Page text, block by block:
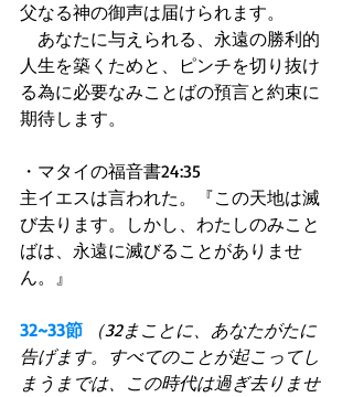
父なる神の御声は届けられます。
あなたに与えられる、永遠の勝利的
人生を築くためと、ピンチを切り抜け
る為に必要なみことばの預言と約束に
期待します。
・マタイの福音書24:35
主イエスは言われた。『この天地は滅
び去ります。しかし、わたしのみこと
ばは、永遠に滅びることがありませ
ん。』
32~33節
（32まことに、あなたがたに
告げます。すべてのことが起こってし
まうまでは、この時代は過ぎ去りませ